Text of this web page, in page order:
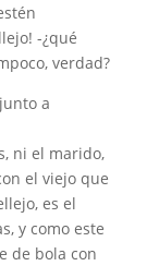
-¿qué
verdad?
a
ni el marido,
el viejo que
es el
y como este
de bola con